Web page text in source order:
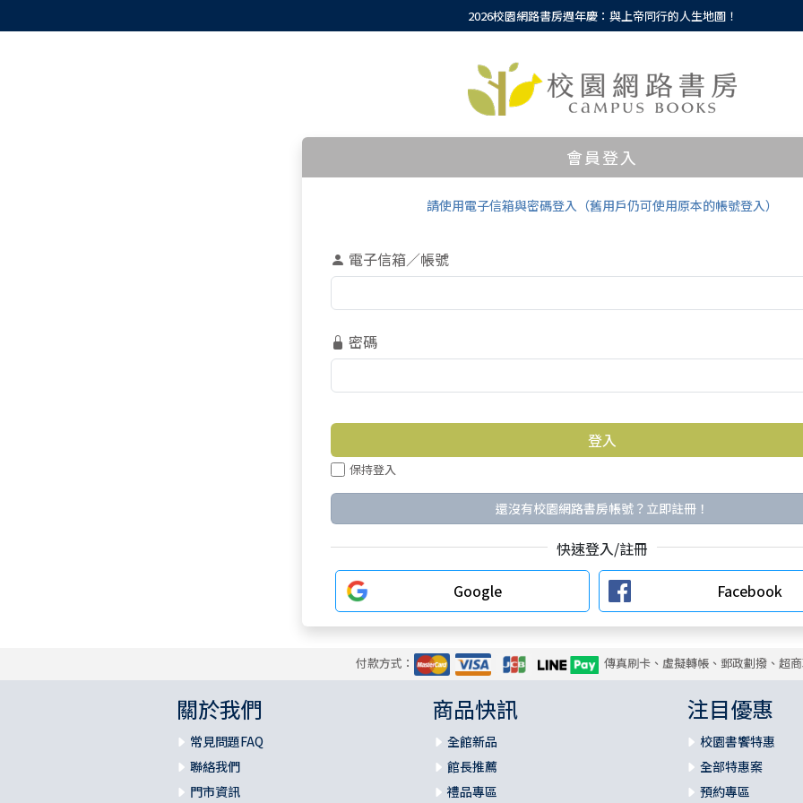
2026校園網路書房週年慶：與上帝同行的人生地圖！
會員登入
請使用電子信箱與密碼登入（舊用戶仍可使用原本的帳號登入）
電子信箱／帳號
密碼
保持登入
還沒有校園網路書房帳號？立即註冊！
快速登入/註冊
Google
Facebook
付款方式： 傳真刷卡、虛擬轉帳、郵政劃撥、超
關於我們
常見問題FAQ
聯絡我們
門市資訊
商品快訊
全館新品
館長推薦
禮品專區
注目優惠
校園書饗特惠
全部特惠案
預約專區